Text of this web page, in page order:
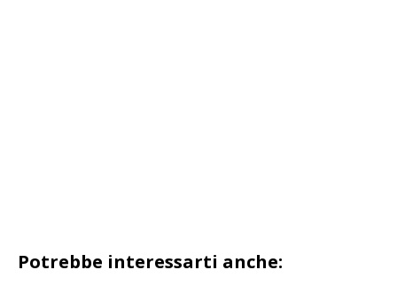
Potrebbe interessarti anche: